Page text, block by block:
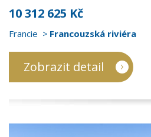
10 312 625 Kč
Francie Francouzská riviéra
Zobrazit detail